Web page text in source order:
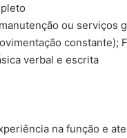
ou serviços
verbal e escrita
na função e